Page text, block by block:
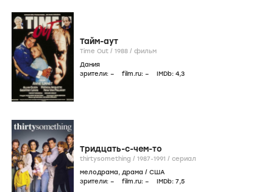
Тайм-аут
Time Out / 1988 / фильм
Дания
зрители: – film.ru: – IMDb: 4,3
Тридцать-с-чем-то
thirtysomething / 1987-1991 / сериал
мелодрама, драма / США
зрители: – film.ru: – IMDb: 7,5